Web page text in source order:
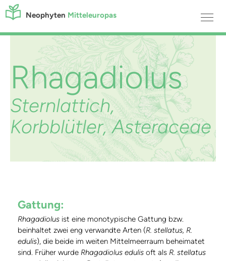
Neophyten Mitteleuropas
Rhagadiolus
Sternlattich,
Korbblütler, Asteraceae
Gattung:
Rhagadiolus ist eine monotypische Gattung bzw.
beinhaltet zwei eng verwandte Arten (R. stellatus, R.
edulis), die beide im weiten Mittelmeerraum beheimatet
sind. Früher wurde Rhagadiolus edulis oft als R. stellatus